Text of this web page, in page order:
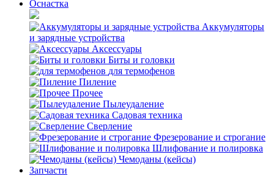
Оснастка
Аккумуляторы
и зарядные устройства
Аксессуары
Биты и головки
для термофенов
Пиление
Прочее
Пылеудаление
Садовая техника
Сверление
Фрезерование и строгание
Шлифование и полировка
Чемоданы (кейсы)
Запчасти